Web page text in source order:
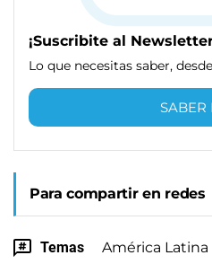
¡Suscribite al
Lo que necesitas saber,
SABER
Para compartir en redes
Temas América Latina